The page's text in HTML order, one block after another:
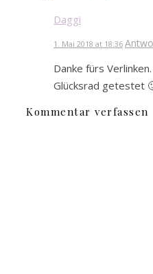
Daggi
1. Mai 2018 at 18:36
Danke fürs
Glücksrad getestet
Kommentar verfassen